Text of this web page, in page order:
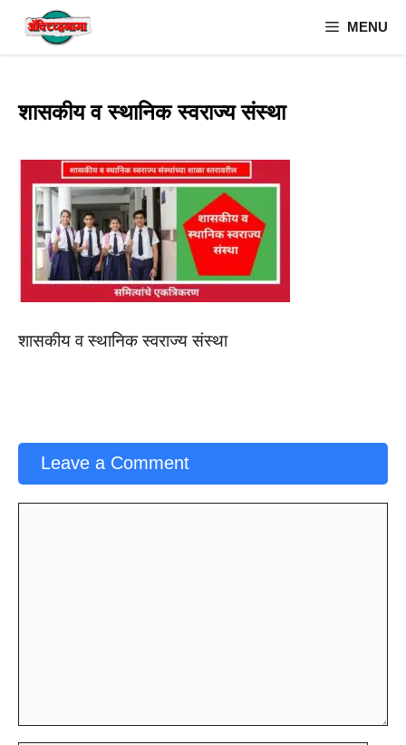
MENU
शासकीय व स्थानिक स्वराज्य संस्था
शासकीय व स्थानिक स्वराज्य संस्था
Leave a Comment